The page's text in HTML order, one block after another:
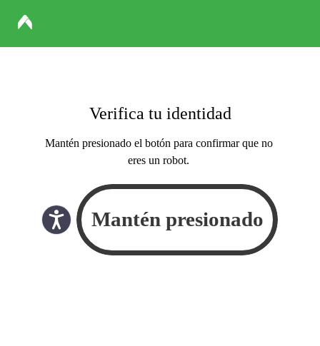
Verifica tu identidad
Mantén presionado el botón para confirmar que no
eres un robot.